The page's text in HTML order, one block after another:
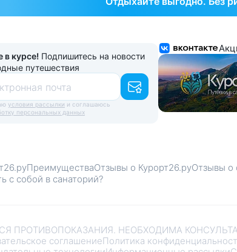
в курсе! Подпишитесь на новости
путешествия
почта
условия рассылки и соглашаюсь
персональных данных
ПреимуществаОтзывы о Курорт26.руОтзывы о
с собой в санаторий?
ПРОТИВОПОКАЗАНИЯ. НЕОБХОДИМА
соглашениеПолитика К